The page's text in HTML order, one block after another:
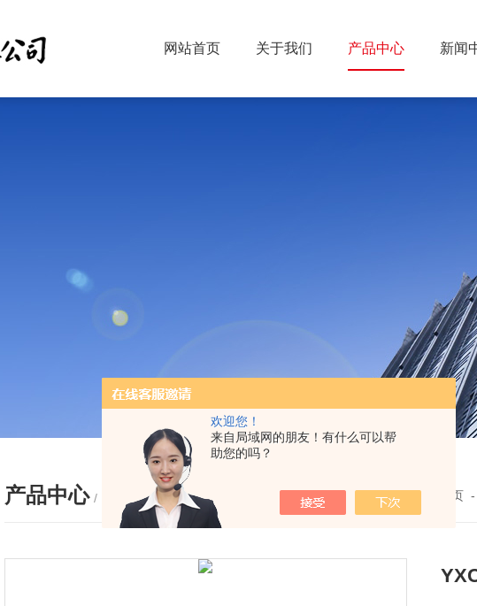
欢迎您！
来自局域网的朋友！有什么可以帮
助您的吗？
网站首页 关于我们 产品中心 新闻
产品中心 / PRODUCTS 您的位置： 首页 -